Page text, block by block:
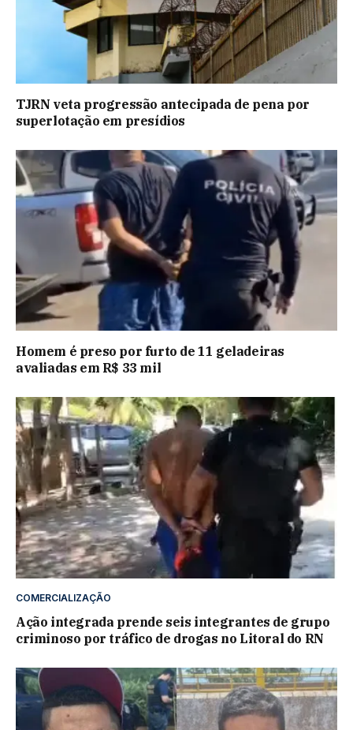
TJRN veta progressão antecipada de pena por
superlotação em presídios
Homem é preso por furto de 11 geladeiras
avaliadas em R$ 33 mil
COMERCIALIZAÇÃO
Ação integrada prende seis integrantes de grupo
criminoso por tráfico de drogas no Litoral do RN